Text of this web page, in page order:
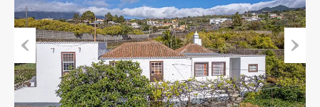
Previous Next